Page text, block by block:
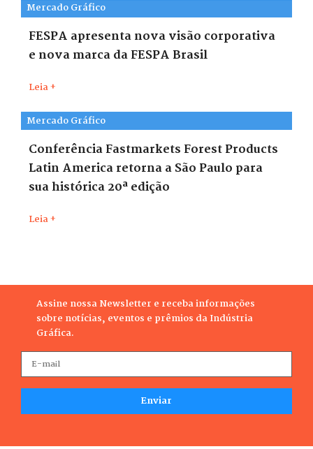
Mercado Gráfico
FESPA apresenta nova visão corporativa
e nova marca da FESPA Brasil
Leia +
Mercado Gráfico
Conferência Fastmarkets Forest Products
Latin America retorna a São Paulo para
sua histórica 20ª edição
Leia +
Assine nossa Newsletter e receba informações
sobre notícias, eventos e prêmios da Indústria
Gráfica.